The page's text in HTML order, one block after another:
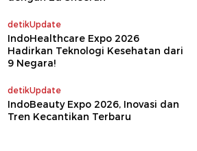
detikUpdate
IndoHealthcare Expo 2026
Hadirkan Teknologi Kesehatan dari
9 Negara!
detikUpdate
IndoBeauty Expo 2026, Inovasi dan
Tren Kecantikan Terbaru